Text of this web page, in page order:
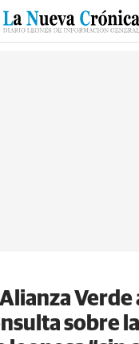
Verde
sobre la